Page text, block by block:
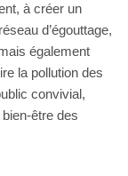
à créer un
d’égouttage,
également
la pollution des
convivial,
être des